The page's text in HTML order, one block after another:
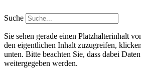
Inhalt
springen
Suche
Sie sehen gerade einen Platzhalterinhalt
den eigentlichen Inhalt zuzugreifen,
unten. Bitte beachten Sie, dass dabei
weitergegeben werden.